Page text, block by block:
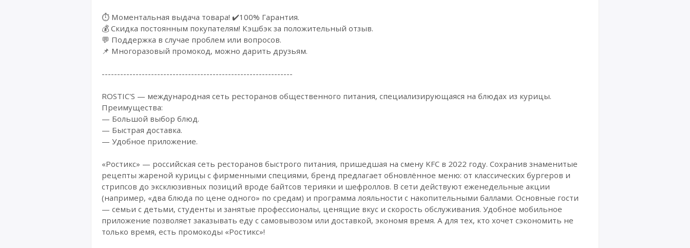
⏱️ Моментальная выдача товара! ✔️100% Гарантия.
💰 Cкидка постоянным покупателям! Кэшбэк за положительный отзыв.
💬 Поддержка в случае проблем или вопросов.
📌 Многоразовый промокод, можно дарить друзьям.
--------------------------------------------------------------
ROSTIC'S — международная сеть ресторанов общественного питания, специализирующаяся на блюдах из курицы.
Преимущества:
— Большой выбор блюд.
— Быстрая доставка.
— Удобное приложение.
«Ростикс» — российская сеть ресторанов быстрого питания, пришедшая на смену KFC в 2022 году. Сохранив знаменитые
рецепты жареной курицы с фирменными специями, бренд предлагает обновлённое меню: от классических бургеров и
стрипсов до эксклюзивных позиций вроде байтсов терияки и шефроллов. В сети действуют еженедельные акции
(например, «два блюда по цене одного» по средам) и программа лояльности с накопительными баллами. Основные гости
— семьи с детьми, студенты и занятые профессионалы, ценящие вкус и скорость обслуживания. Удобное мобильное
приложение позволяет заказывать еду с самовывозом или доставкой, экономя время. А для тех, кто хочет сэкономить не
только время, есть промокоды «Ростикс»!